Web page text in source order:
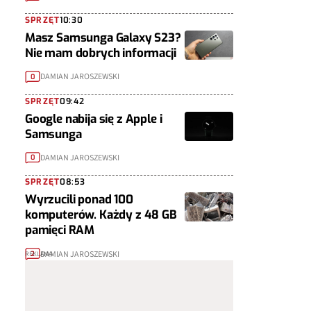
SPRZĘT10:30
Masz Samsunga Galaxy S23?
Nie mam dobrych informacji
0 DAMIAN JAROSZEWSKI
SPRZĘT09:42
Google nabija się z Apple i
Samsunga
0 DAMIAN JAROSZEWSKI
SPRZĘT08:53
Wyrzucili ponad 100
komputerów. Każdy z 48 GB
pamięci RAM
2 DAMIAN JAROSZEWSKI